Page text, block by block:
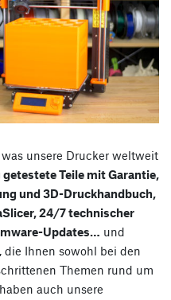
unsere Drucker weltweit
Teile mit Garantie,
und 3D-Druckhandbuch,
24/7 technischer
Updates… und
Ihnen sowohl bei den
Themen rund um
auch unsere